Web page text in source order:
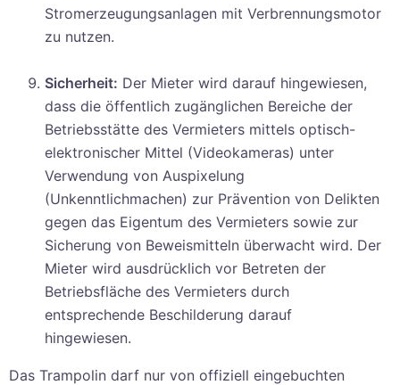
Stromerzeugungsanlagen mit Verbrennungsmotor
zu nutzen.
Sicherheit: Der Mieter wird darauf hingewiesen,
dass die öffentlich zugänglichen Bereiche der
Betriebsstätte des Vermieters mittels optisch-
elektronischer Mittel (Videokameras) unter
Verwendung von Auspixelung
(Unkenntlichmachen) zur Prävention von Delikten
gegen das Eigentum des Vermieters sowie zur
Sicherung von Beweismitteln überwacht wird. Der
Mieter wird ausdrücklich vor Betreten der
Betriebsfläche des Vermieters durch
entsprechende Beschilderung darauf
hingewiesen.
Das Trampolin darf nur von offiziell eingebuchten